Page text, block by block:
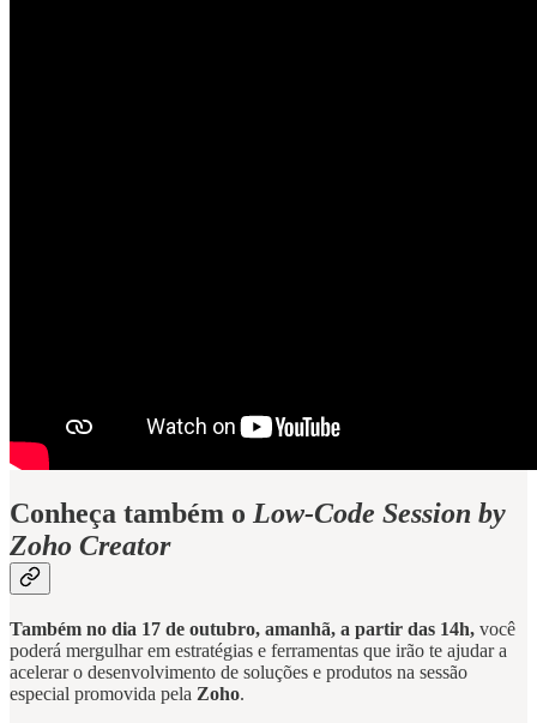
Conheça também o Low-Code Session by
Zoho Creator
Também no dia 17 de outubro, amanhã, a partir das 14h, você
poderá mergulhar em estratégias e ferramentas que irão te ajudar a
acelerar o desenvolvimento de soluções e produtos na sessão
especial promovida pela Zoho.